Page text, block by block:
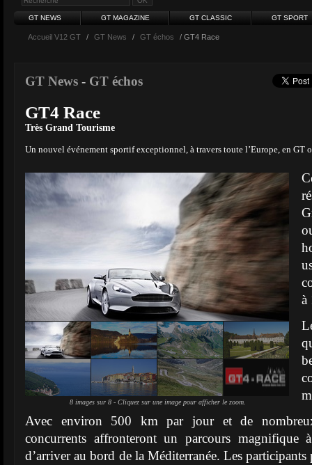
GT NEWS GT MAGAZINE GT CLASSIC GT SPORT
Accueil V12 GT / GT News / GT échos / GT4 Race
GT News - GT échos
GT4 Race
Très Grand Tourisme
Un nouvel événement sportif exceptionnel, à travers toute l’Europe, en GT
8 images sur 8 - Cliquez sur une image pour afficher le zoom.
à
Avec environ 500 km par jour et de
concurrents affronteront un parcours magnifique
d’arriver au bord de la Méditerranée. Les